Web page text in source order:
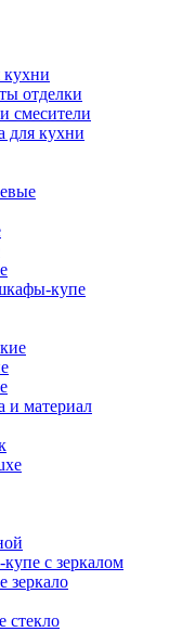
кухни
отделки
смесители
для кухни
купе
и материал
с зеркалом
зеркало
стекло